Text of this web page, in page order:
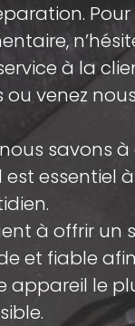
à la
venez
savons
essentiel
à offrir un
et fiable
appareil le